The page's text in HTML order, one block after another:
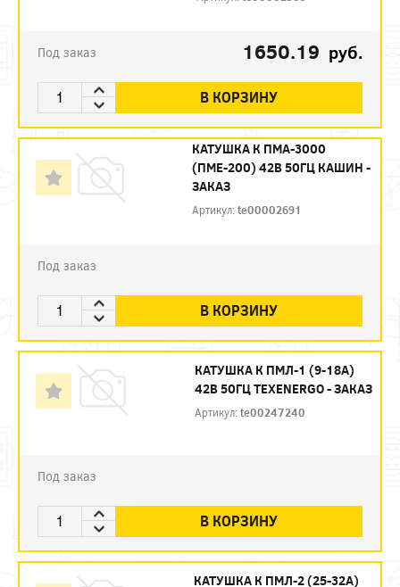
Под заказ 1650.19 руб.
В КОРЗИНУ
КАТУШКА К ПМА-3000
(ПМЕ-200) 42В 50ГЦ КАШИН -
ЗАКАЗ
Артикул:te00002691
Под заказ
В КОРЗИНУ
КАТУШКА К ПМЛ-1 (9-18А)
42В 50ГЦ TEXENERGO - ЗАКАЗ
Артикул:te00247240
Под заказ
В КОРЗИНУ
КАТУШКА К ПМЛ-2 (25-32А)